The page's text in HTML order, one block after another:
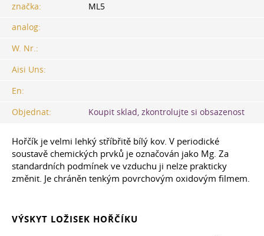
značka:
ML5
analog:
W. Nr.:
Aisi Uns:
En:
Objednat:
Koupit sklad, zkontrolujte si obsazenost
Hořčík je velmi lehký stříbřitě bílý kov. V periodické
soustavě chemických prvků je označován jako Mg. Za
standardních podmínek ve vzduchu ji nelze prakticky
změnit. Je chráněn tenkým povrchovým oxidovým filmem.
VÝSKYT LOŽISEK HOŘČÍKU